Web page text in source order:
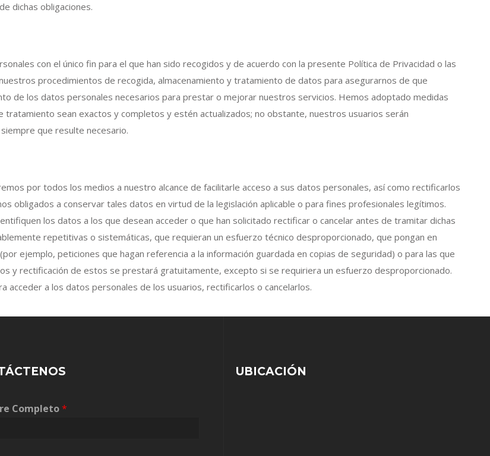
dichas obligaciones.
con el único fin para el que han sido recogidos y de acuerdo con la presente Política de Privacidad o las
procedimientos de recogida, almacenamiento y tratamiento de datos para asegurarnos de que
de los datos personales necesarios para prestar o mejorar nuestros servicios. Hemos adoptado medidas
sean exactos y completos y estén actualizados; no obstante, nuestros usuarios serán
que resulte necesario.
por todos los medios a nuestro alcance de facilitarle acceso a sus datos personales, así como rectificarlos
obligados a conservar tales datos en virtud de la legislación aplicable o para fines profesionales legítimos.
los datos a los que desean acceder o que han solicitado rectificar o cancelar antes de tramitar dichas
repetitivas o sistemáticas, que requieran un esfuerzo técnico desproporcionado, que pongan en
ejemplo, peticiones que hagan referencia a la información guardada en copias de seguridad) o para las que
y rectificación de estos se prestará gratuitamente, excepto si se requiriera un esfuerzo desproporcionado.
a los datos personales de los usuarios, rectificarlos o cancelarlos.
Completo*
UBICACIÓN